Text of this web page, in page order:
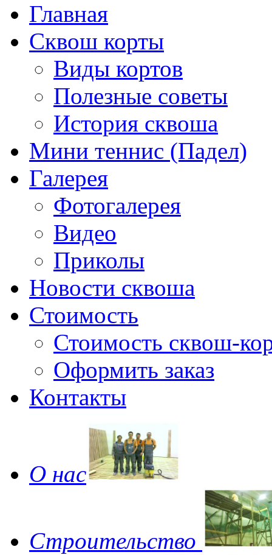
Главная
Сквош корты
Виды кортов
Полезные советы
История сквоша
Мини теннис (Падел)
Галерея
Фотогалерея
Видео
Приколы
Новости сквоша
Стоимость
Стоимость сквош-
Оформить заказ
Контакты
О нас
Строительство